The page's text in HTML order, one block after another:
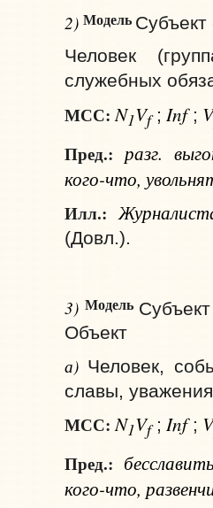
2) Модель
Человек
служебных
МСС: N1Vf; Inf; V
Пред.: разг.
кого-что,
Илл.:
(Довл.).
3) Модель
Объект
а) Человек,
славы,
МСС: N1Vf; Inf; V
Пред.:
кого-что,